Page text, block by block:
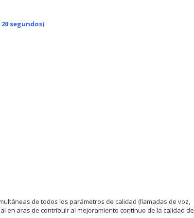
20 segundos)
de todos los parámetros de calidad (llamadas de voz,
en aras de contribuir al mejoramiento continuo de la calidad de